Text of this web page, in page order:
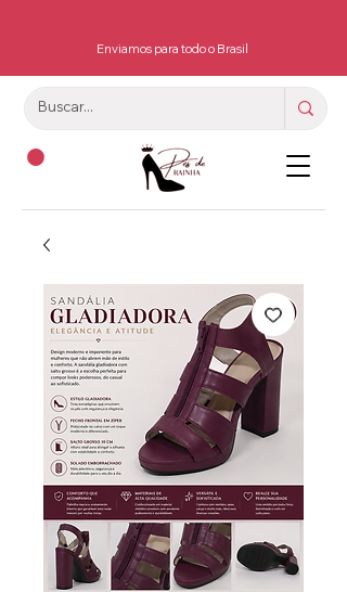
Enviamos para todo o Brasil